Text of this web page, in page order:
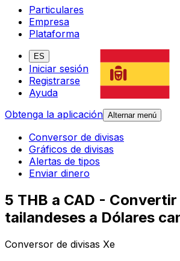
Particulares
Empresa
Plataforma
ES
Iniciar sesión
Registrarse
Ayuda
Obtenga la aplicación Alternar menú
Conversor de divisas
Gráficos de divisas
Alertas de tipos
Enviar dinero
5 THB a CAD -
tailandeses a Dólares
Conversor de divisas Xe